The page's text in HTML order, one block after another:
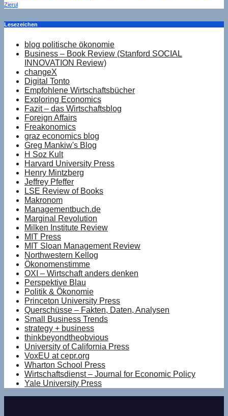
Zierul
Lesezeichen
blog politische ökonomie
Business – Book Review (Stanford SOCIAL
INNOVATION Review)
changeX
Digital Tonto
Empfohlene Wirtschaftsbücher
Exploring Economics
Fazit – das Wirtschaftsblog
Foreign Affairs
Freakonomics
graz economics blog
Greg Mankiw's Blog
H Soz Kult
Harvard University Press
Henry Mintzberg
Jeffrey Pfeffer
LSE Review of Books
Makronom
Managementbuch.de
Marginal Revolution
Milken Institute Review
MIT Press
MIT Sloan Management Review
Northwestern Kellog
Ökonomenstimme
OXI – Wirtschaft anders denken
Perspektive Blau
Politik & Ökonomie
Princeton University Press
Querschüsse – Fakten, Daten, Analysen
Small Business Trends
strategy + business
thinkbeyondtheobvious
University of California Press
VoxEU at cepr.org
Wharton School Press
Wirtschaftsdienst – Journal for Economic Policy
Yale University Press